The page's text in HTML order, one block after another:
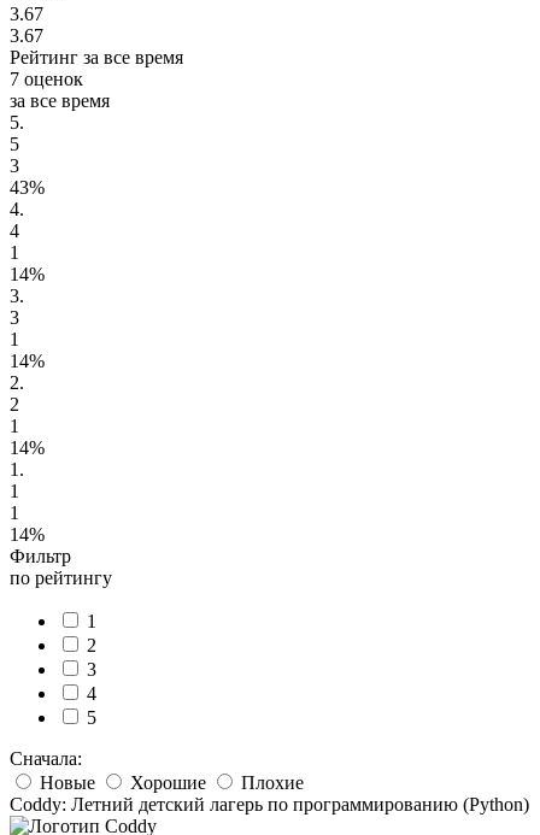
3.67
3.67
Рейтинг за все время
7 оценок
за все время
5.
5
3
43%
4.
4
1
14%
3.
3
1
14%
2.
2
1
14%
1.
1
1
14%
Фильтр
по рейтингу
1
2
3
4
5
Сначала:
Новые
Хорошие
Плохие
Coddy: Летний детский лагерь по программированию (Python)